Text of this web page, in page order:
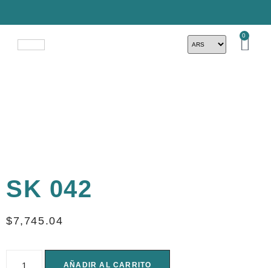
0
SK 042
$7,745.04
AÑADIR AL CARRITO